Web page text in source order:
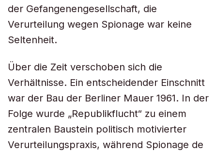
der Gefangenengesellschaft, die
Verurteilung wegen Spionage war keine
Seltenheit.
Über die Zeit verschoben sich die
Verhältnisse. Ein entscheidender Einschnitt
war der Bau der Berliner Mauer 1961. In der
Folge wurde „Republikflucht“ zu einem
zentralen Baustein politisch motivierter
Verurteilungspraxis, während Spionage de